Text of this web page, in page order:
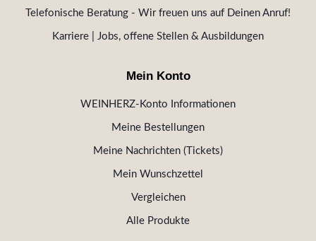
Telefonische Beratung - Wir freuen uns auf Deinen Anruf!
Karriere | Jobs, offene Stellen & Ausbildungen
Mein Konto
WEINHERZ-Konto Informationen
Meine Bestellungen
Meine Nachrichten (Tickets)
Mein Wunschzettel
Vergleichen
Alle Produkte